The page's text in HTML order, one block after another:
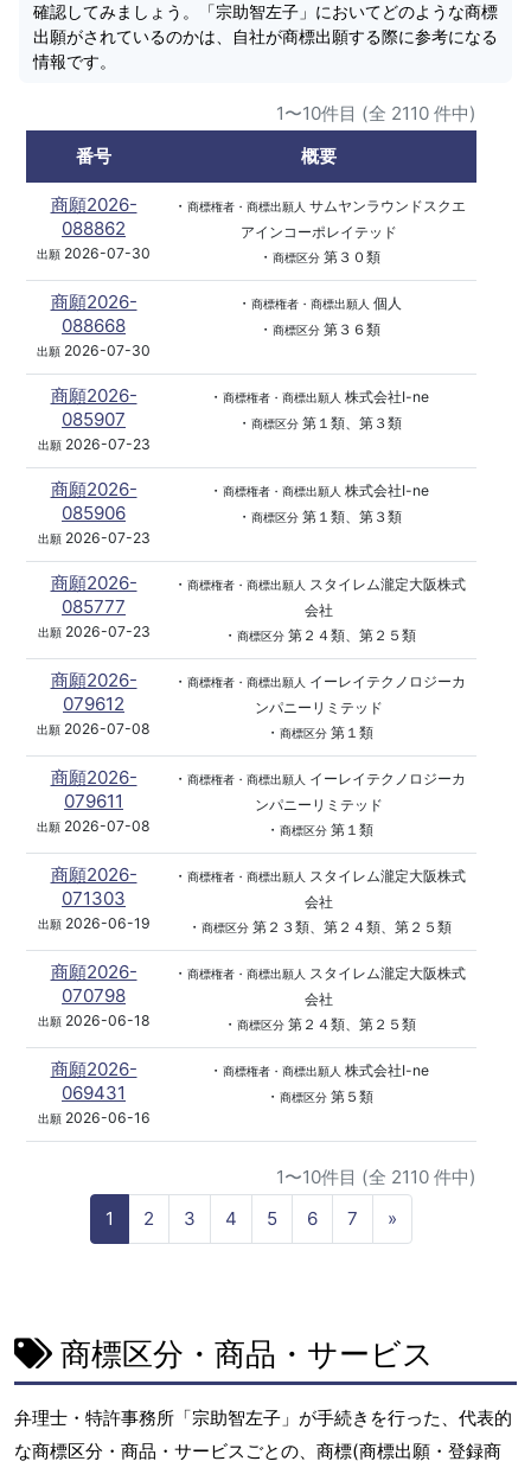
確認してみましょう。「宗助智左子」においてどのような商標
出願がされているのかは、自社が商標出願する際に参考になる
情報です。
1〜10件目 (全 2110 件中)
番号
概要
商願2026-
088862
出願 2026-07-30
・ 商標権者・商標出願人 サムヤンラウンドスクエ
アインコーポレイテッド
・ 商標区分第３０類
商願2026-
088668
出願 2026-07-30
・ 商標権者・商標出願人 個人
・ 商標区分第３６類
商願2026-
085907
出願2026-07-23
・ 商標権者・商標出願人 株式会社I-ne
・ 商標区分第１類、第３類
商願2026-
085906
出願2026-07-23
・ 商標権者・商標出願人 株式会社I-ne
・ 商標区分第１類、第３類
商願2026-
085777
出願2026-07-23
・ 商標権者・商標出願人
スタイレム瀧定大阪株式
会社
・ 商標区分第２４類、第２５類
商願2026-
079612
出願 2026-07-08
・ 商標権者・商標出願人
イーレイテクノロジーカ
ンパニーリミテッド
・ 商標区分第１類
商願2026-
079611
出願 2026-07-08
・ 商標権者・商標出願人
イーレイテクノロジーカ
ンパニーリミテッド
・ 商標区分第１類
商願2026-
071303
出願2026-06-19
・ 商標権者・商標出願人
スタイレム瀧定大阪株式
会社
・ 商標区分第２３類、第２４類、第２５類
商願2026-
070798
出願2026-06-18
・ 商標権者・商標出願人
スタイレム瀧定大阪株式
会社
・ 商標区分第２４類、第２５類
商願2026-
069431
出願2026-06-16
・ 商標権者・商標出願人 株式会社I-ne
・ 商標区分第５類
1〜10件目 (全 2110 件中)
1
2 3 4 5 6 7 »
e
商標区分・商品・サービス
弁理士・特許事務所「宗助智左子」が手続きを行った、代表的
な商標区分・商品・サービスごとの、商標(商標出願・登録商